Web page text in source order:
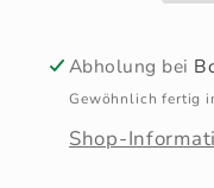
Abholung bei
Gewöhnlich fertig
Shop-